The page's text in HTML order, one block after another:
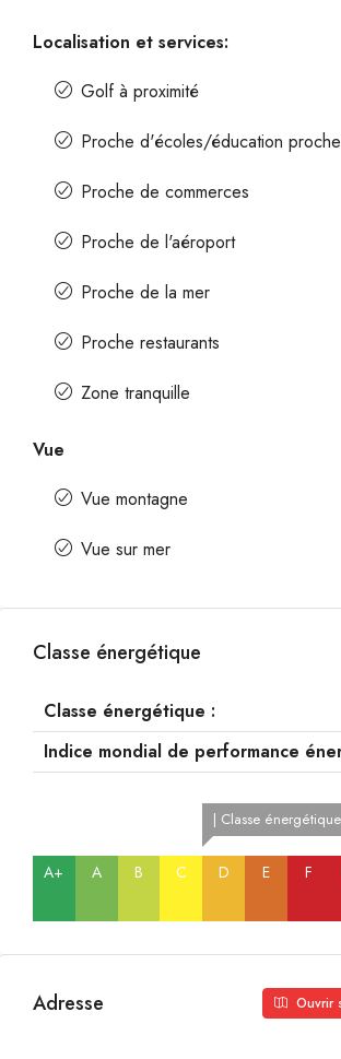
Localisation et services:
Golf à proximité
Proche d'écoles/éducation proche
Proche de commerces
Proche de l'aéroport
Proche de la mer
Proche restaurants
Zone tranquille
Vue
Vue montagne
Vue sur mer
Classe énergétique
Classe énergétique :
Indice mondial de performance
A+ A B C
| Classe
D E F
Adresse Ouvrir